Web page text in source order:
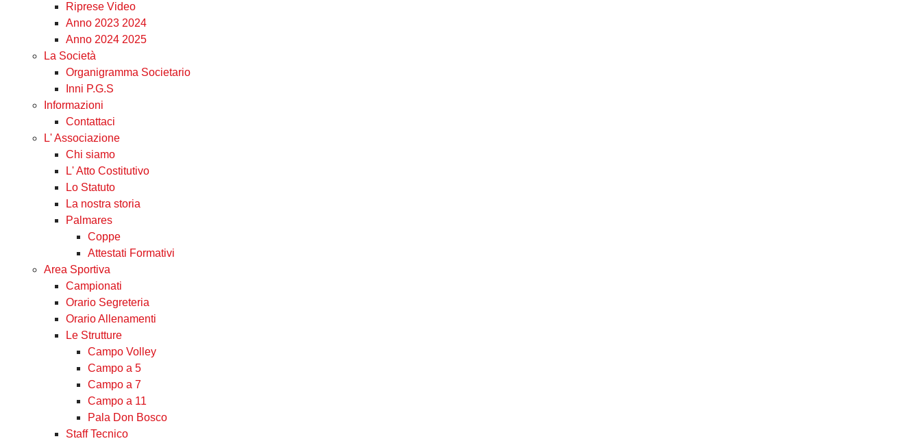
Riprese Video
Anno 2023 2024
Anno 2024 2025
La Società
Organigramma Societario
Inni P.G.S
Informazioni
Contattaci
L' Associazione
Chi siamo
L' Atto Costitutivo
Lo Statuto
La nostra storia
Palmares
Coppe
Attestati Formativi
Area Sportiva
Campionati
Orario Segreteria
Orario Allenamenti
Le Strutture
Campo Volley
Campo a 5
Campo a 7
Campo a 11
Pala Don Bosco
Staff Tecnico